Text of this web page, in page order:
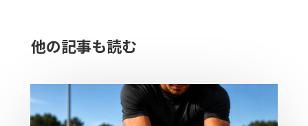
他の記事も読む​